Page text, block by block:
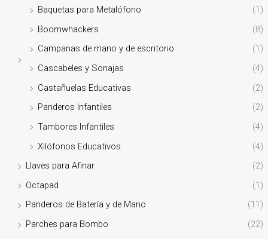
Baquetas para Metalófono
(1)
Boomwhackers
(8)
Campanas de mano y de escritorio
(1)
Cascabeles y Sonajas
(4)
Castañuelas Educativas
(2)
Panderos Infantiles
(2)
Tambores Infantiles
(4)
Xilófonos Educativos
(4)
Llaves para Afinar
(2)
Octapad
(1)
Panderos de Batería y de Mano
(11)
Parches para Bombo
(22)